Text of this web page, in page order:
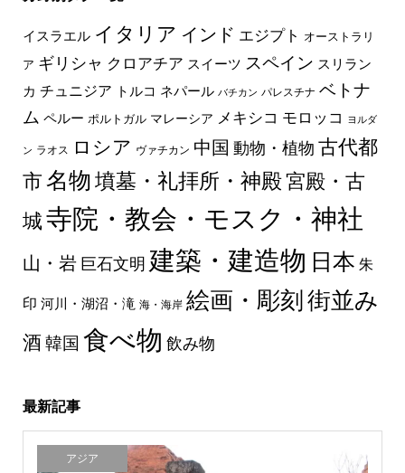
イスラエル イタリア インド エジプト オーストラリ
ア ギリシャ クロアチア スイーツ スペイン スリラン
カ チュニジア トルコ ネパール バチカン パレスチナ ベトナ
ム ペルー ポルトガル マレーシア メキシコ モロッコ ヨルダ
ン ラオス ロシア ヴァチカン 中国 動物・植物 古代都
市 名物 墳墓・礼拝所・神殿宮殿・古
城 寺院・教会・モスク・神社
山・岩 巨石文明 建築・建造物 日本 朱
印 河川・湖沼・滝 海・海岸 絵画・彫刻 街並み
酒韓国 食べ物 飲み物
最新記事
アジア